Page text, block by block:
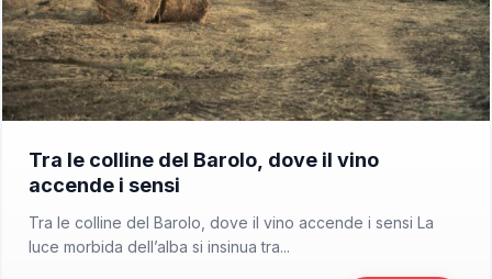
Tra le colline del Barolo, dove il vino
accende i sensi
Tra le colline del Barolo, dove il vino accende i sensi La
luce morbida dell’alba si insinua tra...